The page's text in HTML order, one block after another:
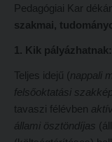
Oktatóink
Szabályzatok
Határozatok
Gyakorlati és
Minőségbiztosítás
Oktatóink
Pedagógiai Kar
szakmai,
1. Kik pályázhatnak:
Teljes idejű (nappali
felsőoktatási
tavaszi félévben
állami ösztöndíjas